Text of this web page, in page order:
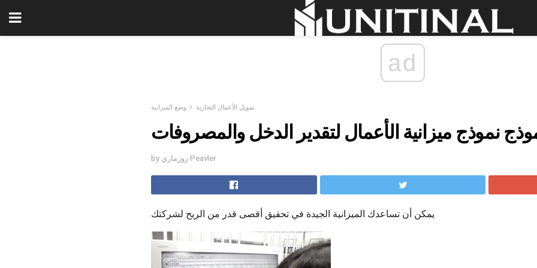
ad
تمويل الأعمال التجارية وضع الميزانية
نموذج ميزانية الأعمال لتقدير الدخل والمصروفات
by روزماري Peavler
يمكن أن تساعدك الميزانية الجيدة في تحقيق أقصى قدر من الربح لشركتك